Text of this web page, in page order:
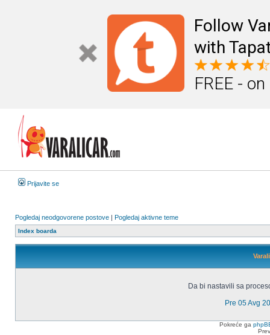
Follow
with
FREE -
Prijavite se
Pogledaj neodgovorene postove | Pogledaj aktivne teme
Index boarda
Da bi nastavili sa
Pre 05 Avg
Pokreće ga